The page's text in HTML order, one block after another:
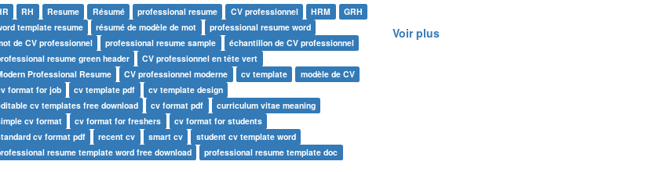
RH Resume Résumé professional resume CV professionnel HRM
GRH
template resume
résumé de modèle de mot
professional resume word
de CV professionnel
professional resume sample
échantillon de CV professionnel
resume green header
CV professionnel en tête vert
Professional Resume
CV professionnel moderne cv template
modèle de CV
format for job
cv template pdf
cv template design
cv templates free download
cv format pdf
curriculum vitae meaning
cv format
cv format for freshers
cv format for students
cv format pdf
recent cv smart cv
student cv template word
resume template word free download
professional resume template doc
Voir plus